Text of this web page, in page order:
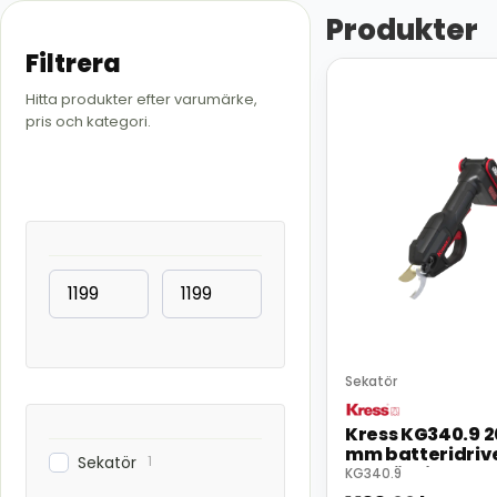
Filtrera
Hitta produkter efter varumärke,
pris och kategori.
Sekatör 1
Produkter
Sekatör
Kress KG340.9
mm
beskärningssax
KG340.9